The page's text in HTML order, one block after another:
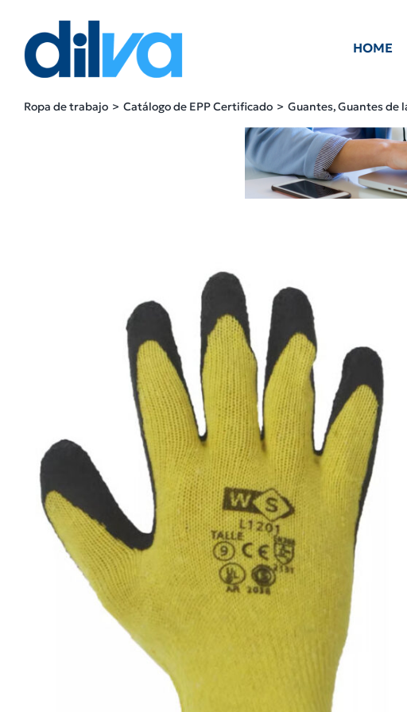
content
HOME
Ropa de trabajo Catálogo de EPP Certificado Guantes Guantes de